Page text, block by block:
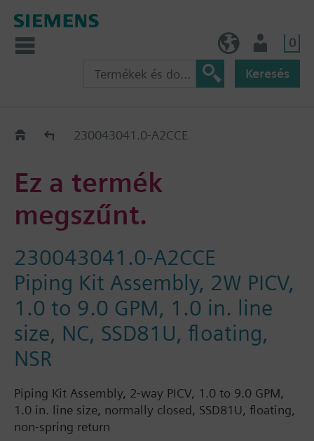
0
Keresés
Régi-Új Kiváltási segédlet
230043041.0-A2CCE
Ez a termék
megszűnt.
230043041.0-A2CCE
Piping Kit Assembly, 2W PICV,
1.0 to 9.0 GPM, 1.0 in. line
size, NC, SSD81U, floating,
NSR
Piping Kit Assembly, 2-way PICV, 1.0 to 9.0 GPM,
1.0 in. line size, normally closed, SSD81U, floating,
non-spring return